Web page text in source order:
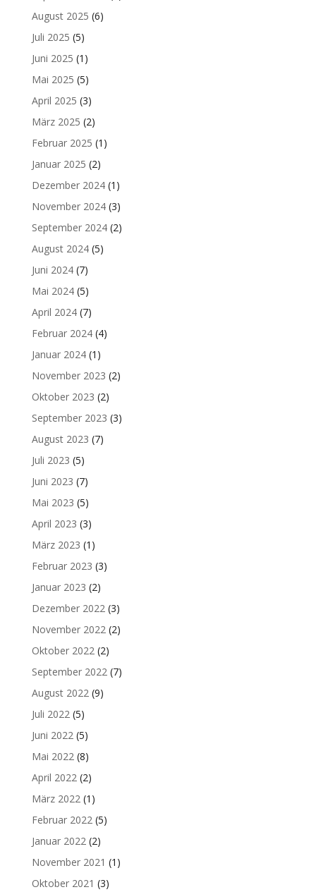
August 2025 (6)
Juli 2025 (5)
Juni 2025 (1)
Mai 2025 (5)
April 2025 (3)
März 2025 (2)
Februar 2025 (1)
Januar 2025 (2)
Dezember 2024(1)
November 2024(3)
September 2024(2)
August 2024(5)
Juni 2024(7)
Mai 2024(5)
April 2024(7)
Februar 2024(4)
Januar 2024(1)
November 2023 (2)
Oktober 2023 (2)
September 2023 (3)
August 2023 (7)
Juli 2023 (5)
Juni 2023 (7)
Mai 2023 (5)
April 2023 (3)
März 2023 (1)
Februar 2023 (3)
Januar 2023 (2)
Dezember 2022(3)
November 2022(2)
Oktober 2022(2)
September 2022(7)
August 2022(9)
Juli 2022(5)
Juni 2022(5)
Mai 2022(8)
April 2022(2)
März 2022(1)
Februar 2022(5)
Januar 2022(2)
November 2021 (1)
Oktober 2021 (3)